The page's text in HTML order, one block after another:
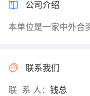
公司介绍
本单位是一家中外合
联系我们
联 系 人： 钱总